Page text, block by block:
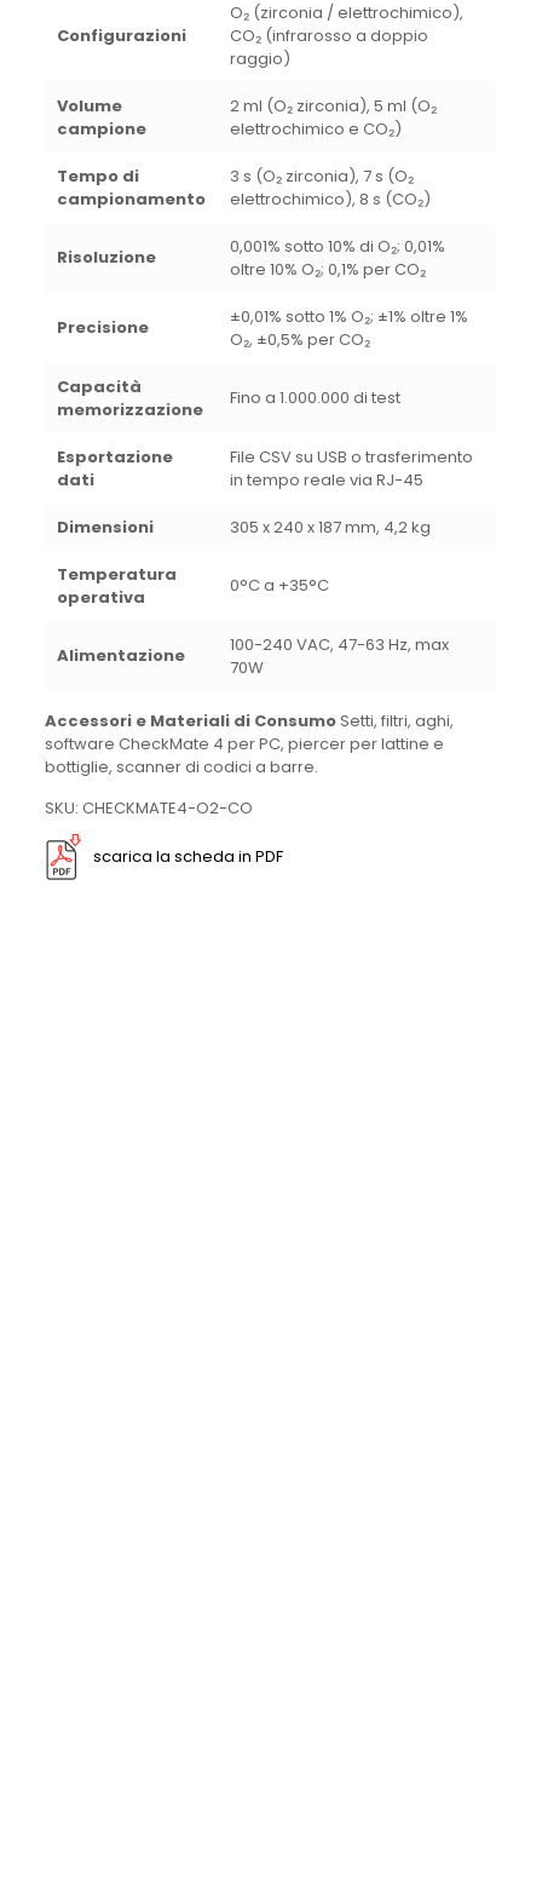
Configurazioni
O₂ (zirconia / elettrochimico),
CO₂ (infrarosso a doppio
raggio)
Volume
campione
2 ml (O₂ zirconia), 5 ml (O₂
elettrochimico e CO₂)
Tempo di
campionamento
3 s (O₂ zirconia), 7 s (O₂
elettrochimico), 8 s (CO₂)
Risoluzione
0,001% sotto 10% di O₂; 0,01%
oltre 10% O₂; 0,1% per CO₂
Precisione
±0,01% sotto 1% O₂; ±1% oltre 1%
O₂, ±0,5% per CO₂
Capacità
memorizzazione
Fino a 1.000.000 di test
Esportazione
dati
File CSV su USB o trasferimento
in tempo reale via RJ-45
Dimensioni 305 x 240 x 187 mm, 4,2 kg
Temperatura
operativa
0°C a +35°C
Alimentazione
100-240 VAC, 47-63 Hz, max
70W
Accessori e Materiali di ConsumoSetti, filtri, aghi,
software CheckMate 4 per PC, piercer per lattine e
bottiglie, scanner di codici a barre.
SKU: CHECKMATE4-O2-CO
scarica la scheda in PDF